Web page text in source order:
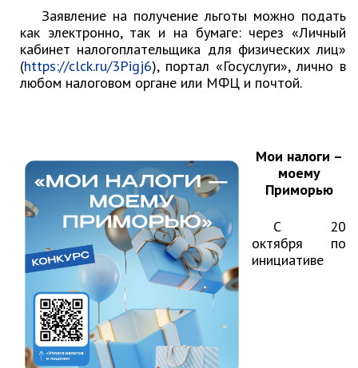
Об управлении
Плановые проверки
Городские диспетчерские
службы
теплоснабжения,водоснабжения.
Программа комплексного
развития систем
коммун.инфраструктуры
Подготовка к отопительному
сезону
Тарифы, нормативы
Информирование граждан
Административно-хозяйственное
управление
Заявление на получение льготы можно подать
как электронно, так и на бумаге: через «Личный
кабинет налогоплательщика для физических лиц»
(https://clck.ru/3Pigj6), портал «Госуслуги», лично в
любом налоговом органе или МФЦ и почтой.
Мои налоги –
моему
Приморью
С 20
октября по
инициативе